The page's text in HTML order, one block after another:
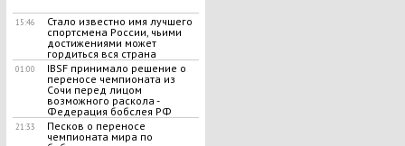
15:46
Стало известно имя лучшего
спортсмена России, чьими
достижениями может
гордиться вся страна
01:00
IBSF принимало решение о
переносе чемпионата из
Сочи перед лицом
возможного раскола -
Федерация бобслея РФ
21:33
Песков о переносе
чемпионата мира по